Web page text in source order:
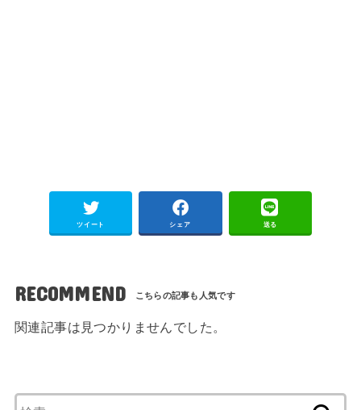
ツイート シェア 送る
RECOMMEND
関連記事は見つかりませんでした。